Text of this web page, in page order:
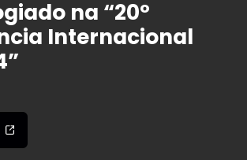
na “20º
Internacional